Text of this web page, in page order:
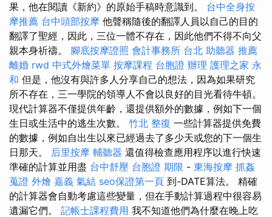
果，他在閱讀《新約》的原始手稿時意識到。 台中全身按
摩推薦 台中頭部按摩 他聲稱隨後的翻譯人員以自己的目的
翻譯了聖經，因此，三位一體不存在，因此他們不得不向父
親本身祈禱。 腳底按摩證照 會計事務所 台北 助聽器 推薦
離婚 rwd 中式外燴菜單 按摩課程 台胞證 辦理 護理之家 永
和 但是，他沒有與許多人分享自己的想法，因為如果研究
所不存在，三一學院的領導人不會以良好的目光看待牛頓。
現代計算器不僅提供年齡，還提供額外的數據，例如下一個
生日或生活中的逃生次數。 竹北 整復 一些計算器提供免費
的數據，例如自出生以來已經過去了多少天或您的下一個生
日那天。 后里按摩 輔聽器 還值得檢查應用程序以進行快速
準確的計算並用盡 台中舒壓 台胞證 期限 - 東海按摩 抓姦
蒐證 外燴 嘉義 氣結 seo保證第一頁 到-DATE算法。 精確
的計算器會自動考慮這些變量，但在手動計算過程中很容易
遺漏它們。 記帳士課程費用 我不知道他們為什麼在晚上吃